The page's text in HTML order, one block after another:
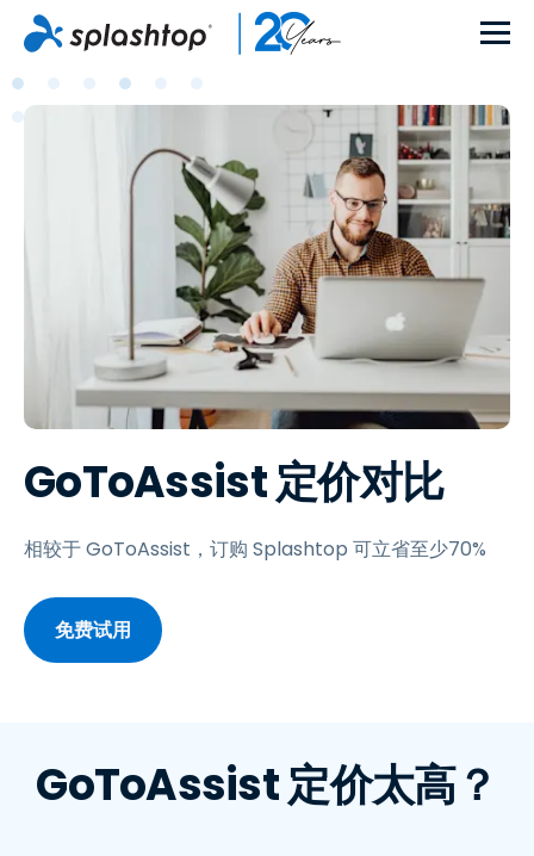
GoToAssist 定价对比
相较于 GoToAssist，订购 Splashtop 可立省至少70%
免费试用
GoToAssist 定价太高？